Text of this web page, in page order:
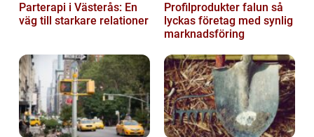
Parterapi i Västerås: En
väg till starkare relationer
Profilprodukter falun så
lyckas företag med synlig
marknadsföring